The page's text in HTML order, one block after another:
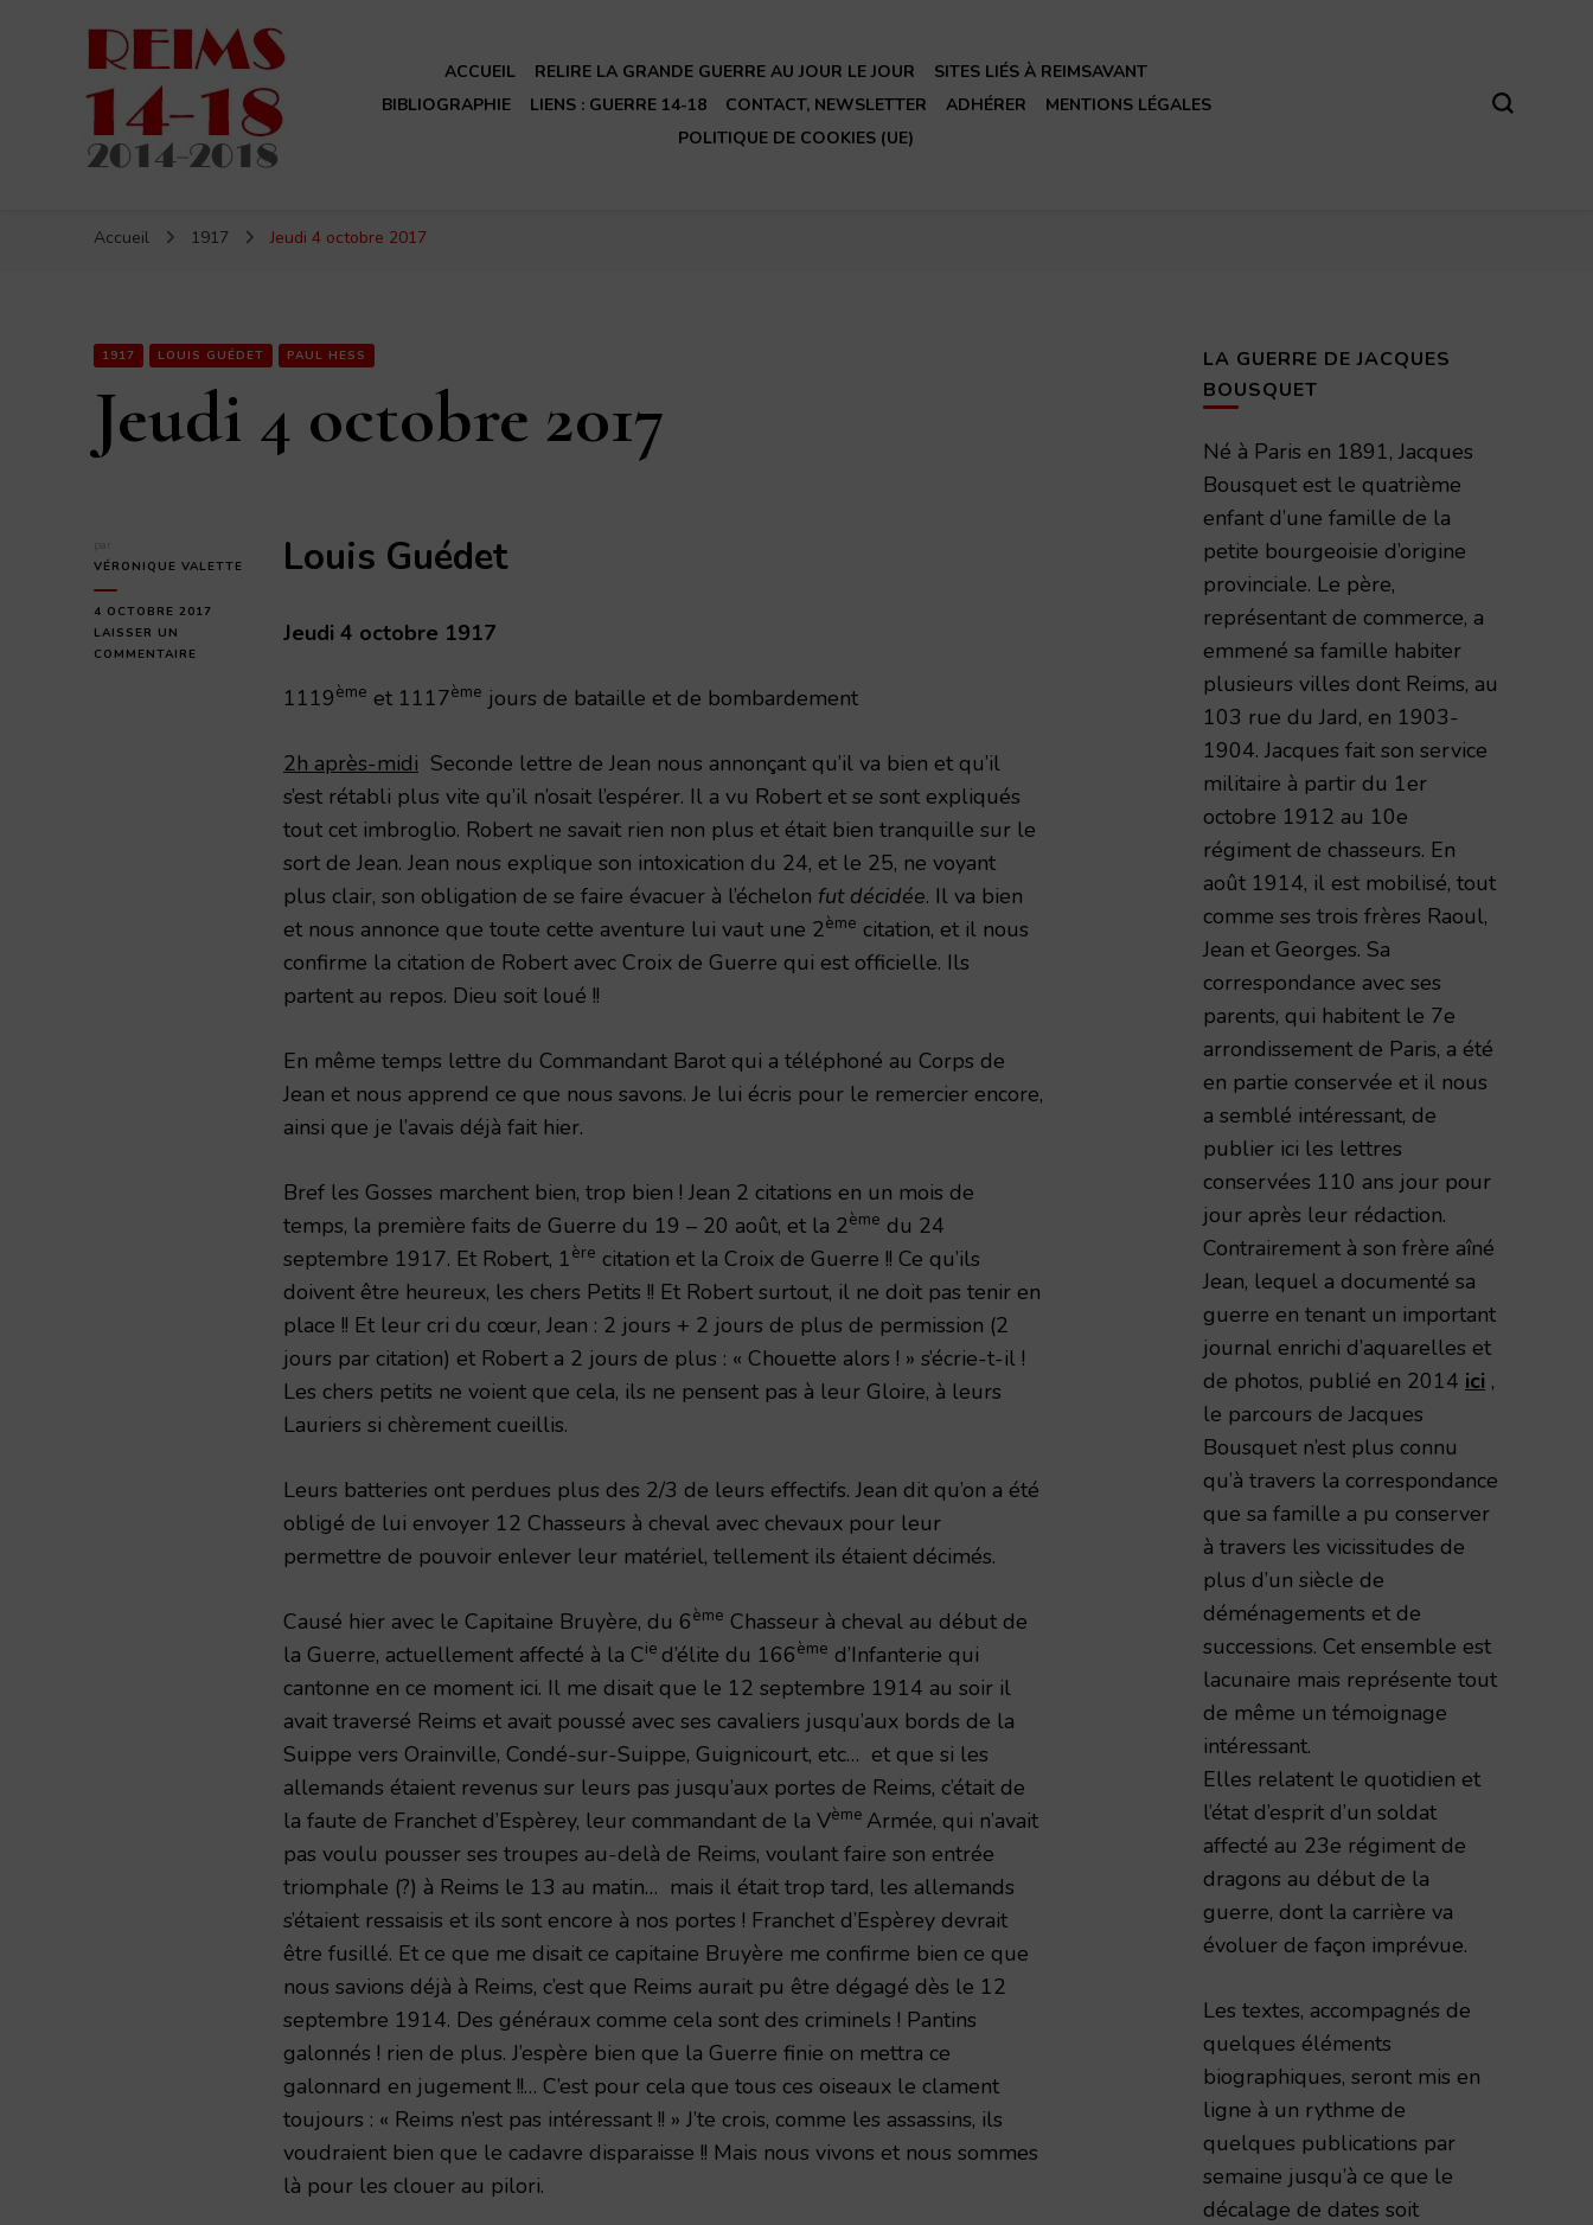
ACCUEIL RELIRE LA GRANDE GUERRE AU JOUR LE JOUR
SITES LIÉS À REIMSAVANT
BIBLIOGRAPHIE
LIENS : GUERRE 14-18 CONTACT, NEWSLETTER ADHÉRER
MENTIONS LÉGALES
POLITIQUE DE COOKIES (UE)
Accueil 1917 Jeudi 4 octobre 2017
1917 LOUIS GUÉDET PAUL HESS
Jeudi 4 octobre 2017
VÉRONIQUE VALETTE
4 OCTOBRE 2017
LAISSER UN
COMMENTAIRE
Louis Guédet
Jeudi 4 octobre 1917
1119ème et 1117ème jours de bataille et de bombardement
2h après-midi Seconde lettre de Jean nous annonçant qu’il va bien et qu’il
s’est rétabli plus vite qu’il n’osait l’espérer. Il a vu Robert et se sont expliqués
tout cet imbroglio. Robert ne savait rien non plus et était bien tranquille sur le
sort de Jean. Jean nous explique son intoxication du 24, et le 25, ne voyant
plus clair, son obligation de se faire évacuer à l’échelon fut décidée. Il va bien
et nous annonce que toute cette aventure lui vaut une 2ème citation, et il nous
confirme la citation de Robert avec Croix de Guerre qui est officielle. Ils
partent au repos. Dieu soit loué !!
En même temps lettre du Commandant Barot qui a téléphoné au Corps de
Jean et nous apprend ce que nous savons. Je lui écris pour le remercier encore,
ainsi que je l’avais déjà fait hier.
Bref les Gosses marchent bien, trop bien ! Jean 2 citations en un mois de
temps, la première faits de Guerre du 19 – 20 août, et la 2ème du 24
septembre 1917. Et Robert, 1ère citation et la Croix de Guerre !! Ce qu’ils
doivent être heureux, les chers Petits !! Et Robert surtout, il ne doit pas tenir en
place !! Et leur cri du cœur, Jean : 2 jours + 2 jours de plus de permission (2
jours par citation) et Robert a 2 jours de plus : « Chouette alors ! » s’écrie-t-il !
Les chers petits ne voient que cela, ils ne pensent pas à leur Gloire, à leurs
Lauriers si chèrement cueillis.
Leurs batteries ont perdues plus des 2/3 de leurs effectifs. Jean dit qu’on a été
obligé de lui envoyer 12 Chasseurs à cheval avec chevaux pour leur
permettre de pouvoir enlever leur matériel, tellement ils étaient décimés.
Causé hier avec le Capitaine Bruyère, du 6ème Chasseur à cheval au début de
la Guerre, actuellement affecté à la Cie d’élite du 166ème d’Infanterie qui
cantonne en ce moment ici. Il me disait que le 12 septembre 1914 au soir il
avait traversé Reims et avait poussé avec ses cavaliers jusqu’aux bords de la
Suippe vers Orainville, Condé-sur-Suippe, Guignicourt, etc… et que si les
allemands étaient revenus sur leurs pas jusqu’aux portes de Reims, c’était de
la faute de Franchet d’Espèrey, leur commandant de la Vème Armée, qui n’avait
pas voulu pousser ses troupes au-delà de Reims, voulant faire son entrée
triomphale (?) à Reims le 13 au matin… mais il était trop tard, les allemands
s’étaient ressaisis et ils sont encore à nos portes ! Franchet d’Espèrey devrait
être fusillé. Et ce que me disait ce capitaine Bruyère me confirme bien ce que
nous savions déjà à Reims, c’est que Reims aurait pu être dégagé dès le 12
septembre 1914. Des généraux comme cela sont des criminels ! Pantins
galonnés ! rien de plus. J’espère bien que la Guerre finie on mettra ce
galonnard en jugement !!… C’est pour cela que tous ces oiseaux le clament
toujours : « Reims n’est pas intéressant !! » J’te crois, comme les assassins, ils
voudraient bien que le cadavre disparaisse !! Mais nous vivons et nous sommes
là pour les clouer au pilori.
LA GUERRE DE JACQUES
BOUSQUET
Né à Paris en 1891, Jacques
Bousquet est le quatrième
enfant d’une famille de la
petite bourgeoisie d’origine
provinciale. Le père,
représentant de commerce, a
emmené sa famille habiter
plusieurs villes dont Reims, au
103 rue du Jard, en 1903-
1904. Jacques fait son service
militaire à partir du 1er
octobre 1912 au 10e
régiment de chasseurs. En
août 1914, il est mobilisé, tout
comme ses trois frères Raoul,
Jean et Georges. Sa
correspondance avec ses
parents, qui habitent le 7e
arrondissement de Paris, a été
en partie conservée et il nous
a semblé intéressant, de
publier ici les lettres
conservées 110 ans jour pour
jour après leur rédaction.
Contrairement à son frère aîné
Jean, lequel a documenté sa
guerre en tenant un important
journal enrichi d’aquarelles et
de photos, publié en 2014 ici ,
le parcours de Jacques
Bousquet n’est plus connu
qu’à travers la correspondance
que sa famille a pu conserver
à travers les vicissitudes de
plus d’un siècle de
déménagements et de
successions. Cet ensemble est
lacunaire mais représente tout
de même un témoignage
intéressant.
Elles relatent le quotidien et
l’état d’esprit d’un soldat
affecté au 23e régiment de
dragons au début de la
guerre, dont la carrière va
évoluer de façon imprévue.
Les textes, accompagnés de
quelques éléments
biographiques, seront mis en
ligne à un rythme de
quelques publications par
semaine jusqu’à ce que le
décalage de dates soit